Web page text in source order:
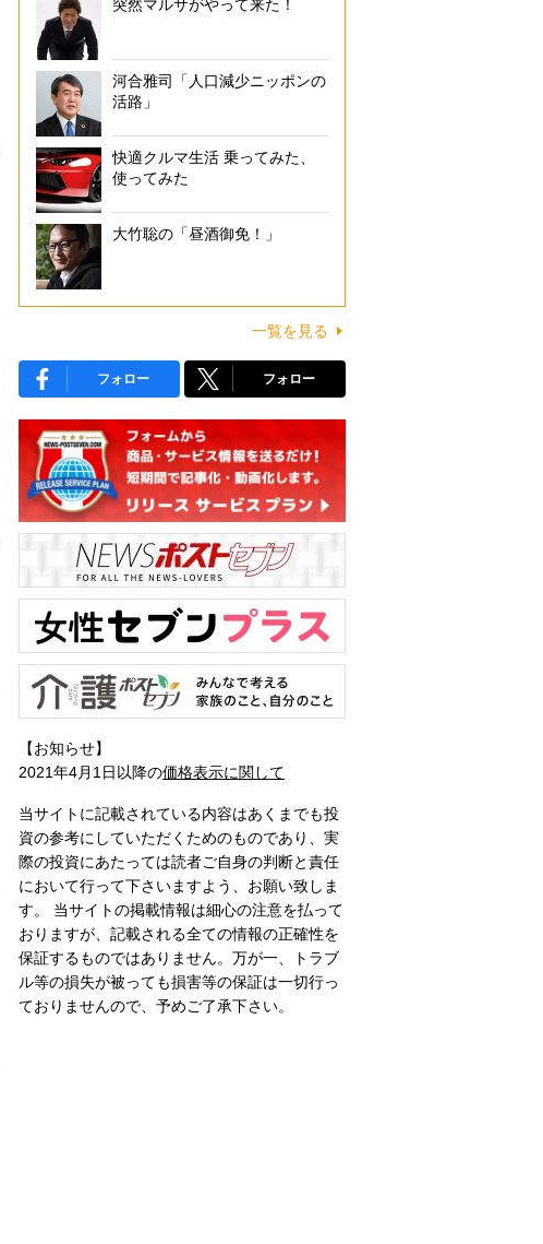
突然マルサがやって来た！
河合雅司「人口減少ニッポンの
活路」
快適クルマ生活 乗ってみた、
使ってみた
大竹聡の「昼酒御免！」
一覧を見る
フォロー フォロー
【お知らせ】
2021年4月1日以降の価格表示に関して
当サイトに記載されている内容はあくまでも投
資の参考にしていただくためのものであり、実
際の投資にあたっては読者ご自身の判断と責任
において行って下さいますよう、お願い致しま
す。 当サイトの掲載情報は細心の注意を払って
おりますが、記載される全ての情報の正確性を
保証するものではありません。万が一、トラブ
ル等の損失が被っても損害等の保証は一切行っ
ておりませんので、予めご了承下さい。